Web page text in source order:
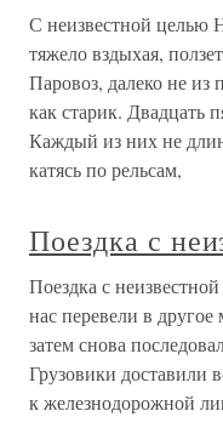
С неизвестной целью
тяжело вздыхая,
Паровоз, далеко не из
как старик. Двадцать
Каждый из них не
катясь по рельсам,
Поездка с
Поездка с
нас перевели в
затем снова
Грузовики доставили
к железнодорожной